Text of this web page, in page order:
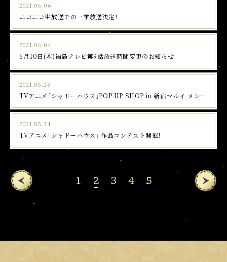
MUSIC
Blu-ray&DVD
MOVIE
SPECIAL
Twitter
2021.06.06
ニコニコ生放送での一挙放送決定！
2021.06.04
6月10日(木)福島テレビ第9話放送時間変更のお知らせ
2021.05.28
TVアニメ「シャドーハウス」POP UP SHOP in 新宿マルイ メン開
2021.05.24
TVアニメ「シャドーハウス」 作品コンテスト開催！
1 2 3 4 5